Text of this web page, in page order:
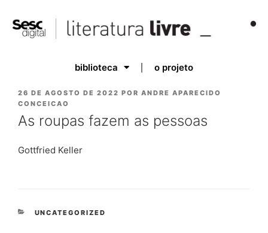
biblioteca o projeto
26 DE AGOSTO DE 2022 POR ANDRE APARECIDO
CONCEICAO
As roupas fazem as pessoas
Gottfried Keller
UNCATEGORIZED